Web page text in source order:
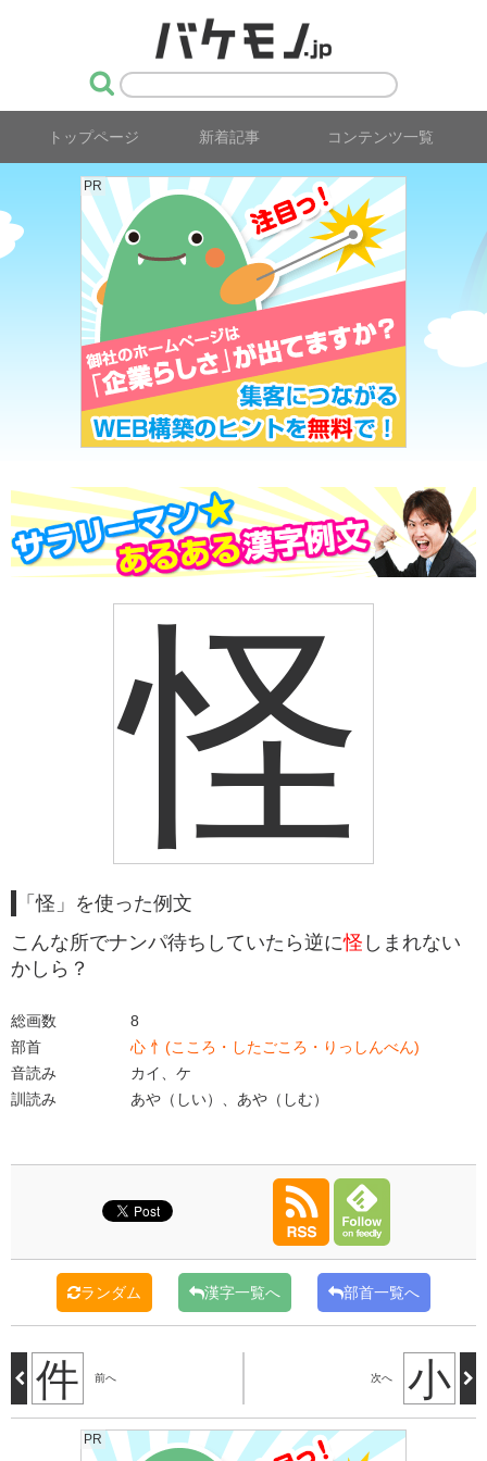
トップページ 新着記事 コンテンツ一覧
PR
怪
「怪」を使った例文
こんな所でナンパ待ちしていたら逆に怪 しまれない
かしら？
総画数
8
部首
心 忄(こころ・したごころ・りっしんべん)
音読み
カイ、ケ
訓読み
あや（しい）、あや（しむ）
ランダム 漢字一覧へ 部首一覧へ
件 前へ 小
次へ
PR